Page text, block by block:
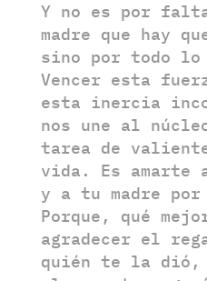
Y no es por
madre que hay
sino por todo
Vencer esta
esta inercia
nos une al
tarea de
vida. Es
y a tu madre por
Porque, qué
agradecer el
quién te la dió,